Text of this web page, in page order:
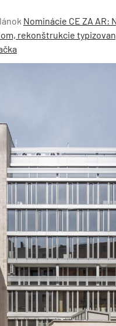
Nominácie CE ZA AR:
rekonštrukcie